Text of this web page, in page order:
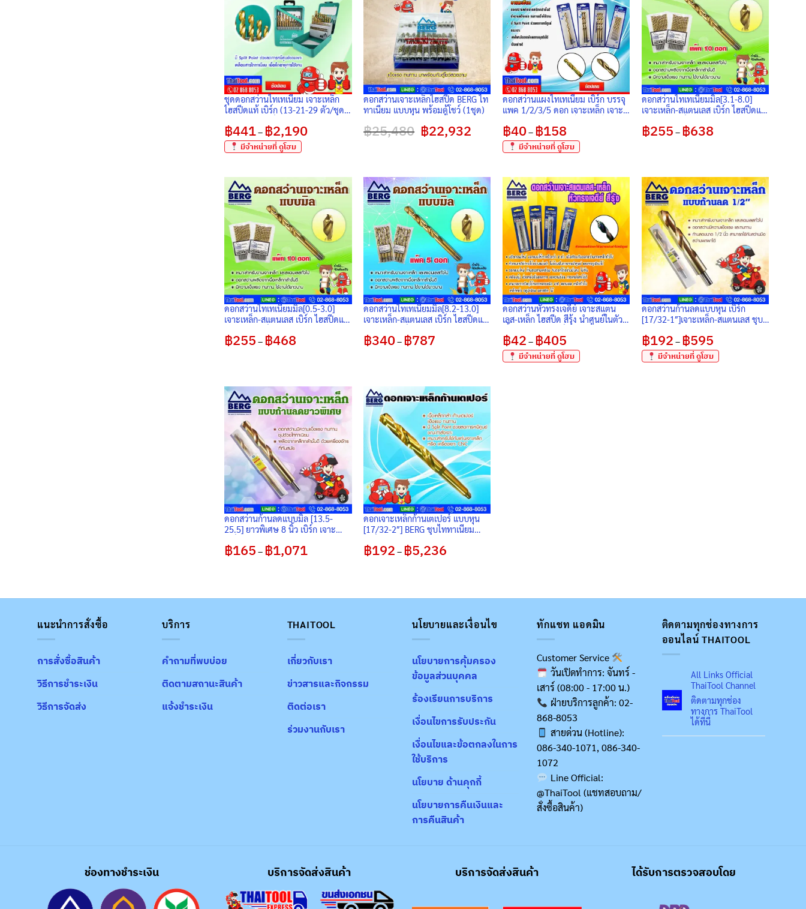
ชุดดอกสว่านไทเทเนียม เจาะเหล็ก
ไฮสปีดแท้ เบิร์ก (13-21-29 ตัว/ชุด)
฿441– ฿2,190Price
มีจำหน่ายที่ ดูโฮม
ดอกสว่านเจาะเหล็กไฮสปีด BERG ไท
ทาเนียม แบบหุน พร้อมตู้โชว์ (1ชุด)
฿25,480 Original
price
฿22,932Current
price
฿22,932.
ดอกสว่านแผงไทเทเนียม เบิร์ก บรรจุ
แพค 1/2/3/5 ดอก เจาะเหล็ก เจาะส
เนื้อไฮสปีดแท้
฿40– ฿158
฿40
through
มีจำหน่ายที่ ดูโฮม
ดอกสว่านไทเทเนียมมิล[3.1-8.0]
เจาะเหล็ก-สแตนเลส เบิร์ก ไฮสปีดแท้
฿255 – ฿638Price
range:
ดอกสว่านไทเทเนียมมิล[0.5-3.0]
เจาะเหล็ก-สแตนเลส เบิร์ก ไฮสปีดแท้
฿255 – ฿468
ดอกสว่านไทเทเนียมมิล[8.2-13.0]
เจาะเหล็ก-สแตนเลส เบิร์ก ไฮสปีดแท้
฿340– ฿787
ดอกสว่านหัวทรงเจดีย์ เจาะสแตน
เลส-เหล็ก ไฮสปีด สีรุ้ง นำศูนย์ในตัว
฿42 – ฿405
฿42
through
มีจำหน่ายที่ ดูโฮม
ดอกสว่านก้านลดแบบหุน เบิร์ก
[17/32-1″]เจาะเหล็ก-สแตนเลส ชุบ
ศูนย์ขณะเจาะ แพ็ค 1 ดอก
฿192 – ฿595Price
range:
฿192
through
มีจำหน่ายที่ ดูโฮม
ดอกสว่านก้านลดแบบมิล [13.5-
25.5] ยาวพิเศษ 8 นิ้ว เบิร์ก เจาะ
Split Point ลดการหนีศูนย์ขณะเจาะ
฿165 – ฿1,071range:
ดอกเจาะเหล็กก้านเตเปอร์ แบบหุน
[17/32-2″] BERG ชุบไททาเนียม
฿192 – ฿5,236
แนะนำการสั่งซื้อ
การสั่งซื้อสินค้า
วิธีการชำระเงิน
วิธีการจัดส่ง
บริการ
คำถามที่พบบ่อย
ติดตามสถานะสินค้า
แจ้งชำระเงิน
THAITOOL
เกี่ยวกับเรา
ข่าวสารและกิจกรรม
ติดต่อเรา
ร่วมงานกับเรา
นโยบายและเงื่อนไข
นโยบายการคุ้มครอง
ข้อมูลส่วนบุคคล
ร้องเรียนการบริการ
เงื่อนไขการรับประกัน
เงื่อนไขและข้อตกลงในการ
ใช้บริการ
นโยบาย ด้านคุกกี้
นโยบายการคืนเงินและ
การคืนสินค้า
ทักแชท แอดมิน
Customer Service
วันเปิดทำการ: จันทร์ -
เสาร์ (08:00 - 17:00 น.)
ฝ่ายบริการลูกค้า: 02-
868-8053
สายด่วน (Hotline):
086-340-1071, 086-340-
1072
Line Official:
@ThaiTool (แชทสอบถาม/
สั่งซื้อสินค้า)
ติดตามทุกช่องทางการ
ออนไลน์ THAITOOL
All Links Official
ThaiTool Channel
ติดตามทุกช่อง
ทางการ ThaiTool
ได้ที่นี่
ช่องทางชำระเงิน บริการจัดส่งสินค้า บริการจัดส่งสินค้า ได้รับการตรวจสอบโดย